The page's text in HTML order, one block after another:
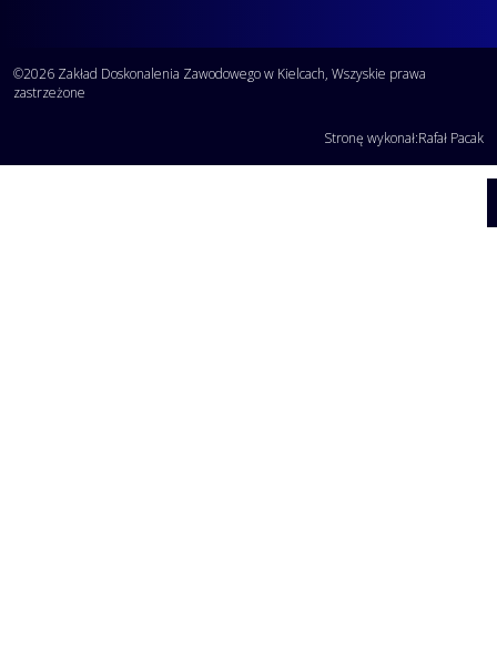
©2026 Zakład Doskonalenia Zawodowego w Kielcach, Wszyskie prawa
zastrzeżone
Stronę wykonał:Rafał Pacak